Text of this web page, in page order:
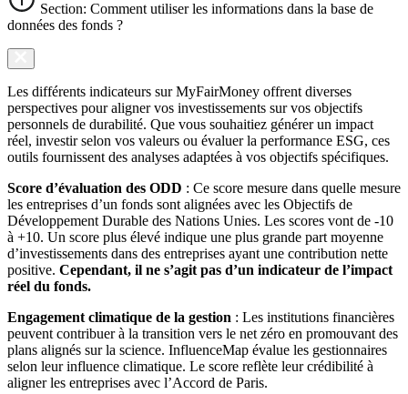
Section: Comment utiliser les informations dans la base de
données des fonds ?
Les différents indicateurs sur MyFairMoney offrent diverses
perspectives pour aligner vos investissements sur vos objectifs
personnels de durabilité. Que vous souhaitiez générer un impact
réel, investir selon vos valeurs ou évaluer la performance ESG, ces
outils fournissent des analyses adaptées à vos objectifs spécifiques.
Score d’évaluation des ODD : Ce score mesure dans quelle mesure
les entreprises d’un fonds sont alignées avec les Objectifs de
Développement Durable des Nations Unies. Les scores vont de -10
à +10. Un score plus élevé indique une plus grande part moyenne
d’investissements dans des entreprises ayant une contribution nette
positive. Cependant, il ne s’agit pas d’un indicateur de l’impact
réel du fonds.
Engagement climatique de la gestion : Les institutions financières
peuvent contribuer à la transition vers le net zéro en promouvant des
plans alignés sur la science. InfluenceMap évalue les gestionnaires
selon leur influence climatique. Le score reflète leur crédibilité à
aligner les entreprises avec l’Accord de Paris.